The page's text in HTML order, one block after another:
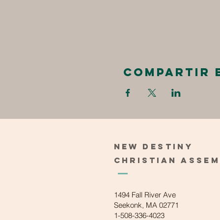
Compartir
New
Destiny
Christian
1494 Fall River Ave
Seekonk, MA 02771
1-508-336-4023